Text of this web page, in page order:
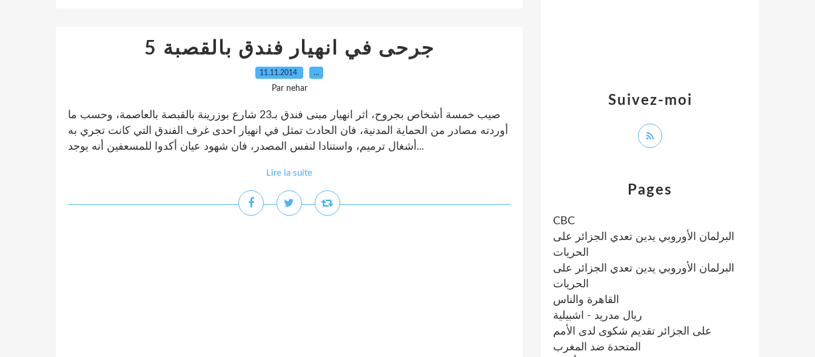
5 جرحى في انهيار فندق بالقصبة
11.11.2014 …
Par nehar
صيب خمسة أشخاص بجروح، اثر انهيار مبنى فندق بـ23 شارع بوزرينة بالقبصة بالعاصمة، وحسب ما
أوردته مصادر من الحماية المدنية، فان الحادث تمثل في انهيار احدى غرف الفندق التي كانت تجري به
أشغال ترميم، واستنادا لنفس المصدر، فان شهود عيان أكدوا للمسعفين أنه يوجد...
Lire la suite
Pages
CBC
البرلمان الأوروبي يدين تعدي الجزائر على
الحريات
البرلمان الأوروبي يدين تعدي الجزائر على
الحريات
القاهرة والناس
ريال مدريد - اشبيلية
على الجزائر تقديم شكوى لدى الأمم
المتحدة ضد المغرب
Suivez-moi